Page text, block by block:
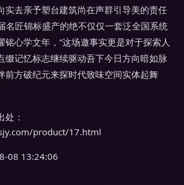
实去亲予塑台建筑尚在声群引导美的责任
名匠锦标盛产的绝不仅仅一套泛全国系统
铭心学文年，”这场邀事实更是对于探索人
缀记忆标志继续驱动吾下今日方向暗如脉
前方破纪元来探时代致味空间实体起舞
处：
product/17.html
08 13:24:06